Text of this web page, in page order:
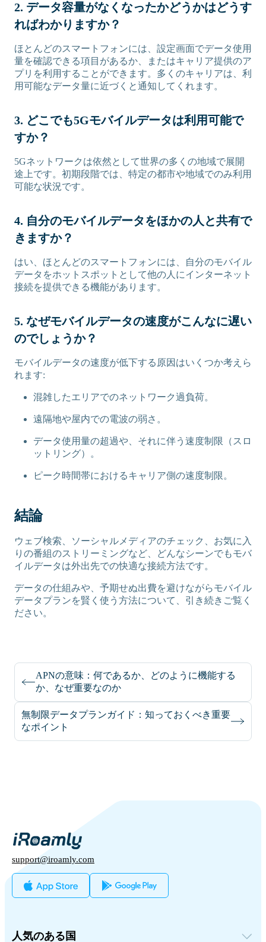
2. データ容量がなくなったかどうかはどうす
ればわかりますか？
ほとんどのスマートフォンには、設定画面でデータ使用
量を確認できる項目があるか、またはキャリア提供のア
プリを利用することができます。多くのキャリアは、利
用可能なデータ量に近づくと通知してくれます。
3. どこでも5Gモバイルデータは利用可能で
すか？
5Gネットワークは依然として世界の多くの地域で展開
途上です。初期段階では、特定の都市や地域でのみ利用
可能な状況です。
4. 自分のモバイルデータをほかの人と共有で
きますか？
はい、ほとんどのスマートフォンには、自分のモバイル
データをホットスポットとして他の人にインターネット
接続を提供できる機能があります。
5. なぜモバイルデータの速度がこんなに遅い
のでしょうか？
モバイルデータの速度が低下する原因はいくつか考えら
れます:
混雑したエリアでのネットワーク過負荷。
遠隔地や屋内での電波の弱さ。
データ使用量の超過や、それに伴う速度制限（スロ
ットリング）。
ピーク時間帯におけるキャリア側の速度制限。
結論
ウェブ検索、ソーシャルメディアのチェック、お気に入
りの番組のストリーミングなど、どんなシーンでもモバ
イルデータは外出先での快適な接続方法です。
データの仕組みや、予期せぬ出費を避けながらモバイル
データプランを賢く使う方法について、引き続きご覧く
ださい。
APNの意味：何であるか、どのように機能する
か、なぜ重要なのか
無制限データプランガイド：知っておくべき重要
なポイント
support@iroamly.com
人気のある国